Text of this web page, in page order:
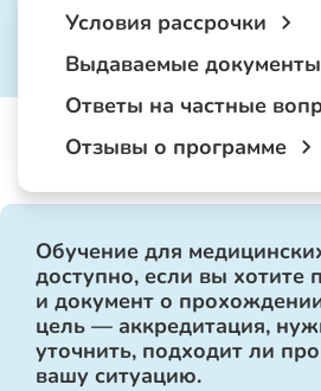
Условия рассрочки
Выдаваемые документы
Ответы на частные
Отзывы о программе
Обучение для
доступно, если вы хотите
и документ о
цель — аккредитация,
уточнить, подходит ли
вашу ситуацию.